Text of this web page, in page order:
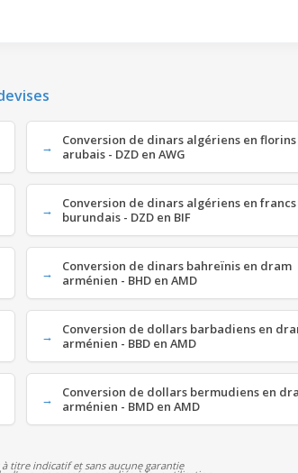
Conversion de dinars algériens en florins
arubais - DZD en AWG
Conversion de dinars algériens en francs
burundais - DZD en BIF
Conversion de dinars bahreïnis en dram
arménien - BHD en AMD
Conversion de dollars barbadiens en
arménien - BBD en AMD
Conversion de dollars bermudiens en
arménien - BMD en AMD
titre indicatif et sans aucune garantie